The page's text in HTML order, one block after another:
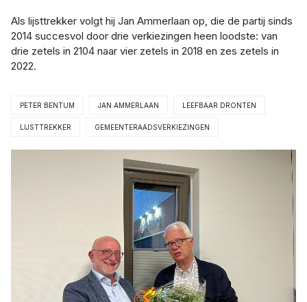
Als lijsttrekker volgt hij Jan Ammerlaan op, die de partij sinds
2014 succesvol door drie verkiezingen heen loodste: van
drie zetels in 2104 naar vier zetels in 2018 en zes zetels in
2022.
PETER BENTUM JAN AMMERLAAN LEEFBAAR DRONTEN
LIJSTTREKKER GEMEENTERAADSVERKIEZINGEN